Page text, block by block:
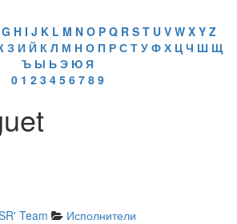
G H I J K L M N O P Q R S T U V W X Y Z
З И Й К Л М Н О П Р С Т У Ф Х Ц Ч Ш Щ
Ъ Ы Ь Э Ю Я
0 1 2 3 4 5 6 7 8 9
Team Исполнители